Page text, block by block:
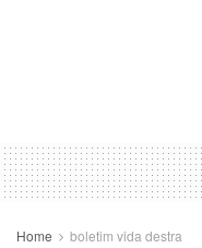
Home boletim vida destra